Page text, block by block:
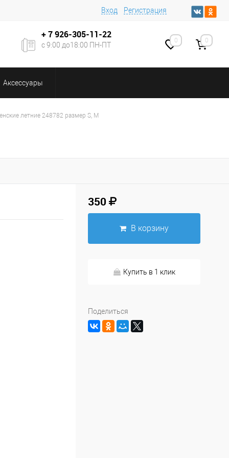
Вход Регистрация
+ 7926-305-11-22
с 9:00 до18:00 ПН-ПТ
0 0
Аксессуары
летние 248782 размер S, M
350
В корзину
Купить в 1 клик
Поделиться